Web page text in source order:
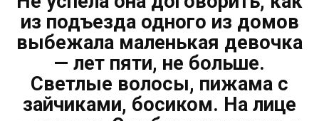
из подъезда одного из домов
выбежала маленькая девочка
— лет пяти, не больше.
Светлые волосы, пижама с
зайчиками, босиком. На лице